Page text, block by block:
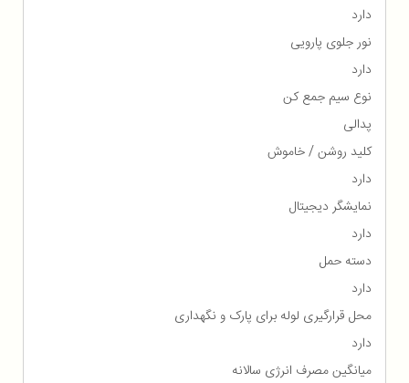
دارد
نور جلوی پارویی
دارد
نوع سیم جمع کن
پدالی
کلید روشن / خاموش
دارد
نمایشگر دیجیتال
دارد
دسته حمل
دارد
محل قرارگیری لوله برای پارک و نگهداری
دارد
میانگین مصرف انرژی سالانه